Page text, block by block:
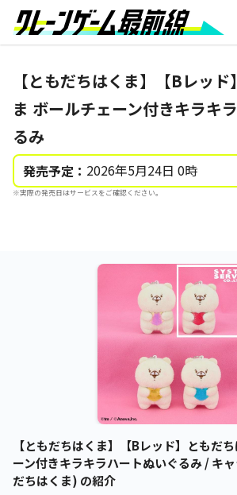
【ともだちはくま】【Bレッ
ま ボールチェーン付きキラキ
るみ
発売予定： 2026年5月24日 0時
※実際の発売日はサービスをご確認ください。
【ともだちはくま】【Bレッド】ともだ
ーン付きキラキラハートぬいぐるみ / キ
だちはくま) の紹介